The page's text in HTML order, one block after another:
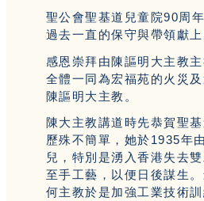
聖公會聖基道兒童院90周
過去一直的保守與帶領獻上
感恩崇拜由陳謳明大主教
全體一同為宏福苑的火災
陳謳明大主教。
陳大主教講道時先恭賀聖
歷殊不簡單，她於1935年
兒，特別是湧入香港失去
至手工藝，以便日後謀生
何主教於是加強工業技術